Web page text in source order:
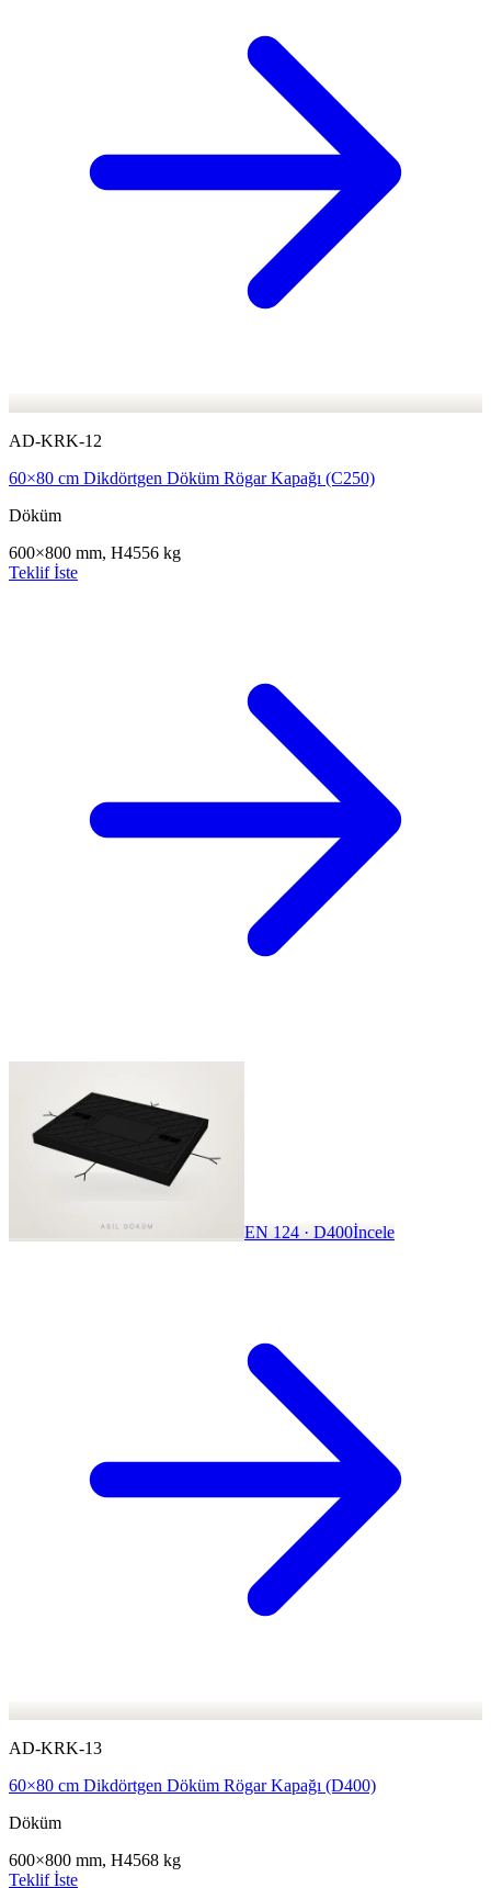
AD-KRK-12
60×80 cm Dikdörtgen Döküm Rögar Kapağı (C250)
Döküm
600×800 mm, H4556 kg
Teklif İste
EN 124 · D400İncele
AD-KRK-13
60×80 cm Dikdörtgen Döküm Rögar Kapağı (D400)
Döküm
600×800 mm, H4568 kg
Teklif İste